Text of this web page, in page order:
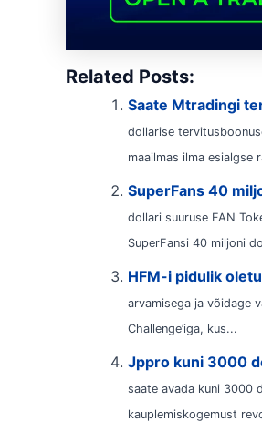
Related Posts:
Saate Mtradingi
dollarise
maailmas ilma esialgse
SuperFans 40
dollari suuruse FAN
SuperFansi 40 miljoni
HFM-i pidulik
arvamisega ja võidage
Challenge’iga, kus...
Jppro kuni 3000
saate avada kuni 3000
kauplemiskogemust